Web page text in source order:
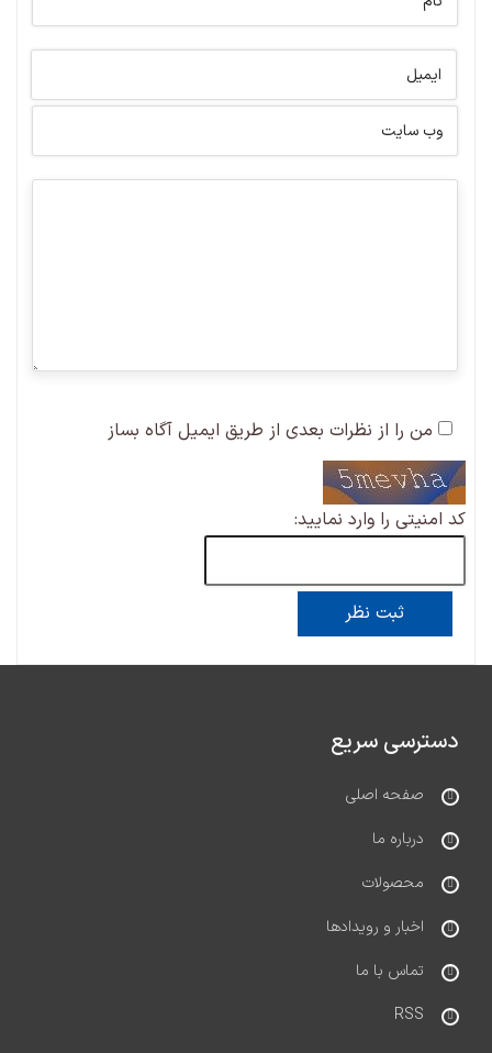
من را از نظرات بعدی از طریق ایمیل آگاه بساز
کد امنیتی را وارد نمایید:
دسترسی سریع
صفحه اصلی
درباره ما
محصولات
اخبار و رویدادها
تماس با ما
RSS